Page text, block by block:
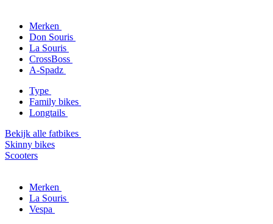
Merken
Don Souris
La Souris
CrossBoss
A-Spadz
Type
Family bikes
Longtails
Bekijk alle fatbikes
Skinny bikes
Scooters
Merken
La Souris
Vespa